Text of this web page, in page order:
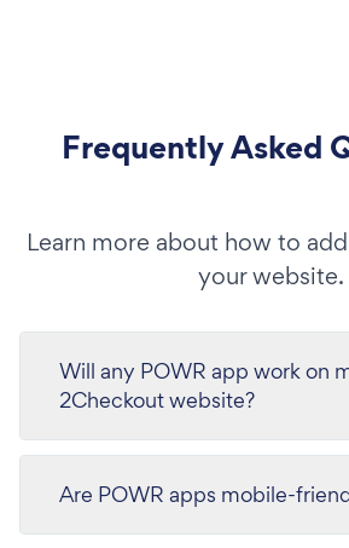
Frequently Asked
Learn more about how to
your website.
Will any POWR app work on
2Checkout website?
Are POWR apps mobile-